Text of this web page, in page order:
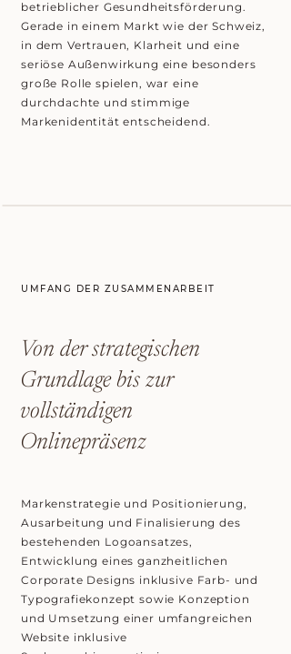
betrieblicher Gesundheitsförderung.
Gerade in einem Markt wie der Schweiz,
in dem Vertrauen, Klarheit und eine
seriöse Außenwirkung eine besonders
große Rolle spielen, war eine
durchdachte und stimmige
Markenidentität entscheidend.
UMFANG DER ZUSAMMENARBEIT
Von der strategischen
Grundlage bis zur
vollständigen
Onlinepräsenz
Markenstrategie und Positionierung,
Ausarbeitung und Finalisierung des
bestehenden Logoansatzes,
Entwicklung eines ganzheitlichen
Corporate Designs inklusive Farb- und
Typografiekonzept sowie Konzeption
und Umsetzung einer umfangreichen
Website inklusive